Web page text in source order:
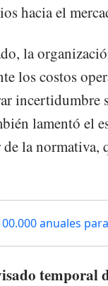
hacia el
la
los costos
lamentó el
la
anuales
temporal